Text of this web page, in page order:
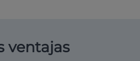
ventajas